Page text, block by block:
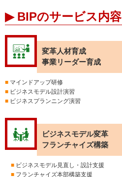
▶ BIPのサービス内容
変革人材育成
事業リーダー育成
■ マインドアップ研修
■ ビジネスモデル設計演習
■ ビジネスプランニング演習
ビジネスモデル変革
フランチャイズ構築
■ ビジネスモデル見直し・設計支援
■ フランチャイズ本部構築支援